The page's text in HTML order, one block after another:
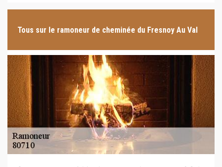
Tous sur le ramoneur de cheminée du Fresnoy Au Val